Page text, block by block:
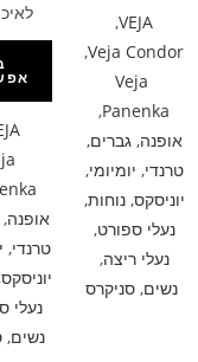
VEJA
,
Veja Condor
,
Veja
Panenka
,
אופנה,גברים,
טרנדי, יומיומי,
יוניסקס,נוחות,
נעלי ספורט,
נעלי ריצה,
נשים, סניקרס
אופנה
טרנדי,
יוניסקס
נעלי
נשים,